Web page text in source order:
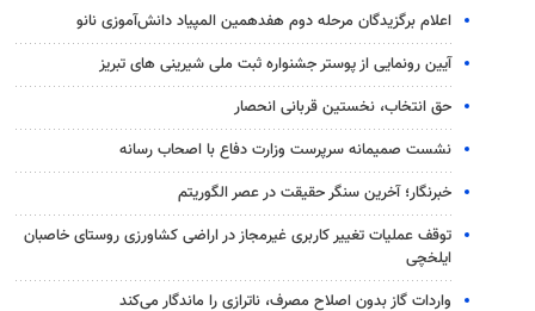
اعلام برگزیدگان مرحله دوم هفدهمین المپیاد دانش‌آموزی نانو
آیین رونمایی از پوستر جشنواره ثبت ملی شیرینی های تبریز
حق انتخاب، نخستین قربانی انحصار
نشست صمیمانه سرپرست وزارت دفاع با اصحاب رسانه
خبرنگار؛ آخرین سنگر حقیقت در عصر الگوریتم
توقف عملیات تغییر کاربری غیرمجاز در اراضی کشاورزی روستای خاصبان
ایلخچی
واردات گاز بدون اصلاح مصرف، ناترازی را ماندگار می‌کند